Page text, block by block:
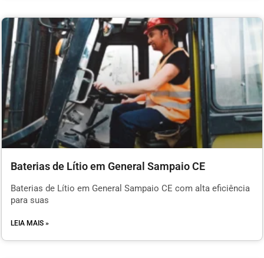
Baterias de Lítio em General Sampaio CE
Baterias de Lítio em General Sampaio CE com alta eficiência
para suas
LEIA MAIS »